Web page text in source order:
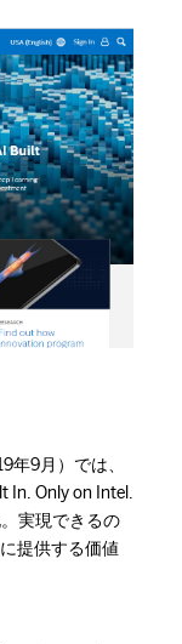
年9月）では、
In. Only on Intel.
実現できるの
提供する価値